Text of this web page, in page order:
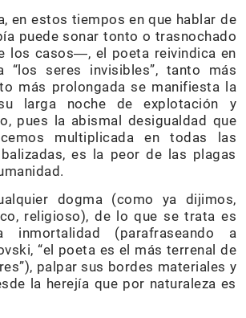
en estos tiempos en que hablar de
puede sonar tonto o trasnochado
los casos―, el poeta reivindica en
seres invisibles”, tanto más
más prolongada se manifiesta la
larga noche de explotación y
pues la abismal desigualdad que
multiplicada en todas las
es la peor de las plagas
dogma (como ya dijimos,
religioso), de lo que se trata es
inmortalidad (parafraseando a
“el poeta es el más terrenal de
palpar sus bordes materiales y
la herejía que por naturaleza es